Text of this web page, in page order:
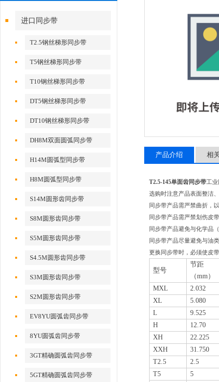
进口同步带
T2.5钢丝梯形同步带
T5钢丝梯形同步带
T10钢丝梯形同步带
DT5钢丝梯形同步带
DT10钢丝梯形同步带
DH8M双面圆弧同步带
H14M圆弧型同步带
H8M圆弧型同步带
S14M圆形齿同步带
S8M圆形齿同步带
S5M圆形齿同步带
S4.5M圆形齿同步带
S3M圆形齿同步带
S2M圆形齿同步带
EV8YU圆弧齿同步带
8YU圆弧齿同步带
3GT精确圆弧齿同步带
5GT精确圆弧齿同步带
产品介绍 相
T2.5-145单面齿同步带工
选购时注意产品表面整洁
同步带产品需严禁曲折，
同步带产品需严禁划伤皮
同步带产品避免与化学品
同步带产品尽量避免与油
更换同步带时，必须使皮
型号
节距
（mm）
MXL
2.032
XL
5.080
L
9.525
H
12.70
XH
22.225
XXH
31.750
T2.5
2.5
T5
5